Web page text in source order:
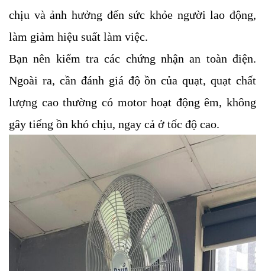
chịu và ảnh hưởng đến sức khỏe người lao động,
làm giảm hiệu suất làm việc.
Bạn nên kiểm tra các chứng nhận an toàn điện.
Ngoài ra, cần đánh giá độ ồn của quạt, quạt chất
lượng cao thường có motor hoạt động êm, không
gây tiếng ồn khó chịu, ngay cả ở tốc độ cao.